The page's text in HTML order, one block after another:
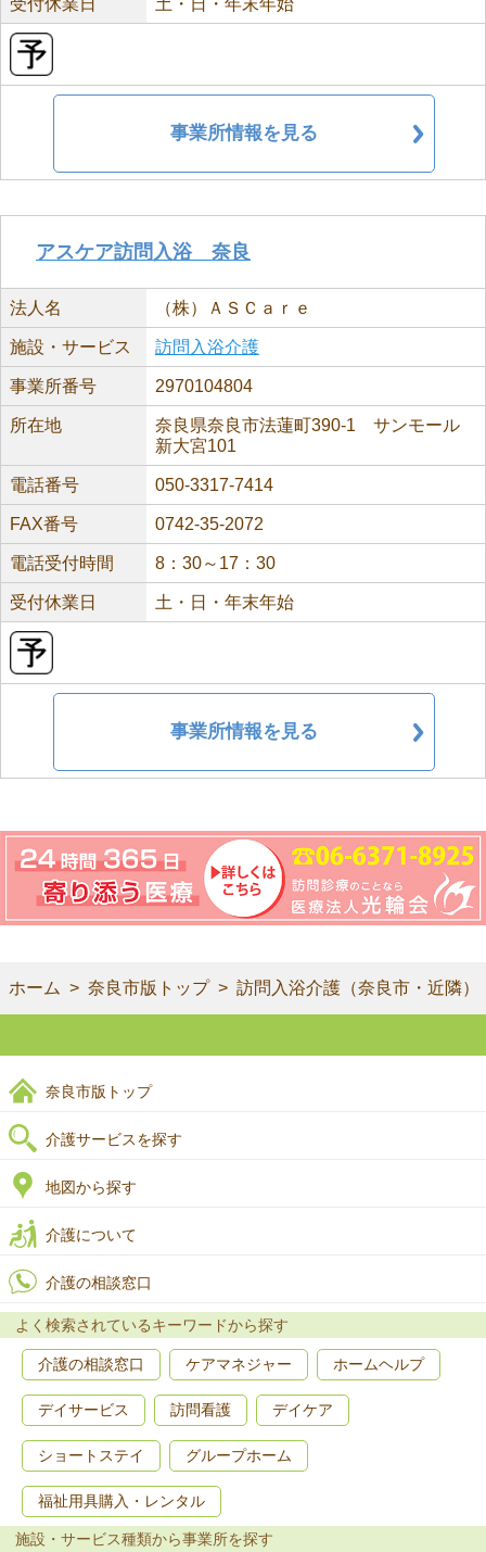
事業所情報を見る
アスケア訪問入浴 奈良
法人名 （株）ＡＳＣａｒｅ
施設・サービス 訪問入浴介護
事業所番号 2970104804
所在地
奈良県奈良市法蓮町390-1 サンモール
新大宮101
電話番号 050-3317-7414
FAX番号 0742-35-2072
電話受付時間 8：30～17：30
受付休業日 土・日・年末年始
事業所情報を見る
ホーム 奈良市版トップ 訪問入浴介護（奈良市・近隣）
奈良市版トップ
介護サービスを探す
地図から探す
介護について
介護の相談窓口
よく検索されているキーワードから探す
介護の相談窓口 ケアマネジャー ホームヘルプ
デイサービス 訪問看護 デイケア
ショートステイ グループホーム
福祉用具購入・レンタル
施設・サービス種類から事業所を探す